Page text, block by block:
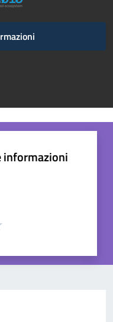
informazioni